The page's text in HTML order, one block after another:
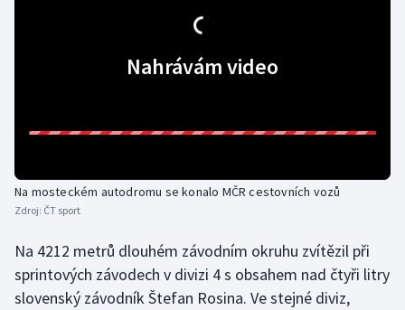
Judo
Krasobruslení
Lezení
Nahrávám video
Na mosteckém autodromu se konalo MČR cestovních vozů
Zdroj: ČT sport
Na 4212 metrů dlouhém závodním okruhu zvítězil při
sprintových závodech v divizi 4 s obsahem nad čtyři litry
slovenský závodník Štefan Rosina. Ve stejné diviz,